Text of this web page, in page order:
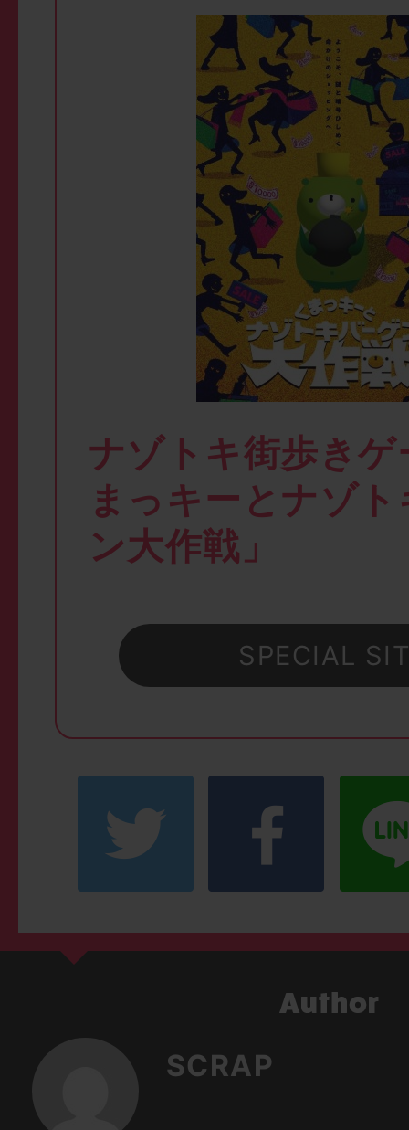
ナゾトキ街歩きゲ
まっキーとナゾ
ン大作戦」
SPECIAL
SCRAP